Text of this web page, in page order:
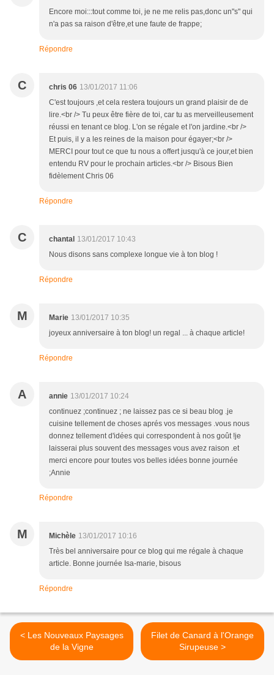
Encore moi:::tout comme toi, je ne me relis pas,donc un"s" qui
n'a pas sa raison d'être,et une faute de frappe;
Répondre
C chris 06 13/01/2017 11:06
C'est toujours ,et cela restera toujours un grand plaisir de de
lire.<br /> Tu peux être fière de toi, car tu as merveilleusement
réussi en tenant ce blog. L'on se régale et l'on jardine.<br />
Et puis, il y a les reines de la maison pour égayer;<br />
MERCI pour tout ce que tu nous a offert jusqu'à ce jour,et bien
entendu RV pour le prochain articles.<br /> Bisous Bien
fidèlement Chris 06
Répondre
C chantal 13/01/2017 10:43
Nous disons sans complexe longue vie à ton blog !
Répondre
M Marie 13/01/2017 10:35
joyeux anniversaire à ton blog! un regal ... à chaque article!
Répondre
A annie 13/01/2017 10:24
continuez ;continuez ; ne laissez pas ce si beau blog .je
cuisine tellement de choses aprés vos messages .vous nous
donnez tellement d'idées qui correspondent à nos goût !je
laisserai plus souvent des messages vous avez raison .et
merci encore pour toutes vos belles idées bonne journée
;Annie
Répondre
M Michèle 13/01/2017 10:16
Très bel anniversaire pour ce blog qui me régale à chaque
article. Bonne journée Isa-marie, bisous
Répondre
< Les Nouveaux Paysages
de la Vigne
Filet de Canard à l'Orange
Sirupeuse >